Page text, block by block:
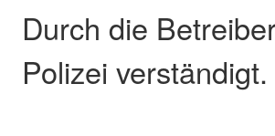
Durch die
Polizei verständigt.